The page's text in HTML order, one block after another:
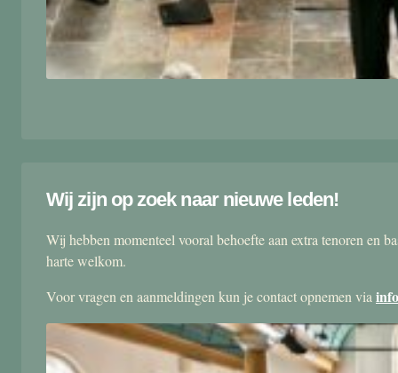
Wij zijn op zoek naar nieuwe leden!
Wij hebben momenteel vooral behoefte aan extra tenoren en
harte welkom.
Voor vragen en aanmeldingen kun je contact opnemen via